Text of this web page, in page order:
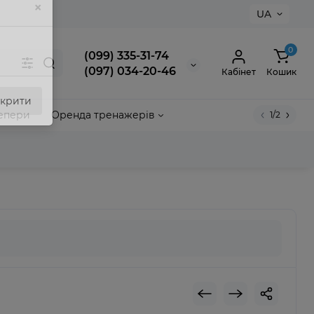
UA
(099) 335-31-74
(097) 034-20-46
Кабінет
0
Кошик
Оренда тренажерів 1/2